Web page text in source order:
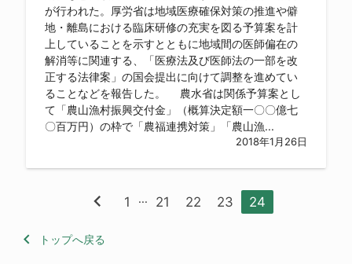
が行われた。厚労省は地域医療確保対策の推進や僻
地・離島における臨床研修の充実を図る予算案を計
上していることを示すとともに地域間の医師偏在の
解消等に関連する、「医療法及び医師法の一部を改
正する法律案」の国会提出に向けて調整を進めてい
ることなどを報告した。 農水省は関係予算案とし
て「農山漁村振興交付金」（概算決定額一〇〇億七
〇百万円）の枠で「農福連携対策」「農山漁...
2018年1月26日
chevron_left 1 ... 21 22 23 24
keyboard_arrow_left トップへ戻る